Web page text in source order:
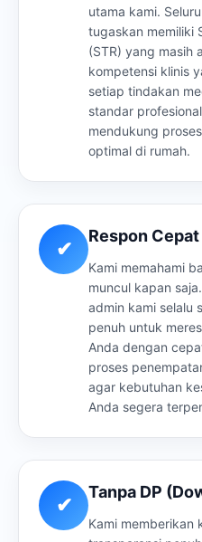
utama kami.
tugaskan memiliki
(STR) yang masih
kompetensi klinis
setiap tindakan
standar
mendukung
optimal di rumah.
✔
Respon
Kami memahami
muncul kapan
admin kami selalu
penuh untuk
Anda dengan
proses
agar kebutuhan
Anda segera
✔
Tanpa DP
Kami memberikan